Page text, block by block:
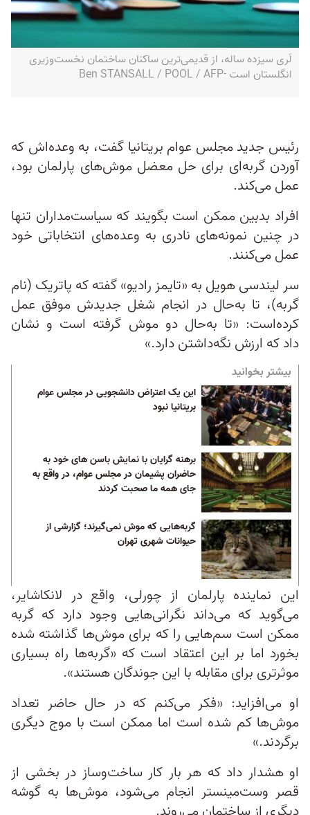
لَری سیزده ساله، از قدیمی‌ترین ساکنان ساختمان نخست‌وزیری
انگلستان است -Ben STANSALL / POOL / AFP
رئیس جدید مجلس عوام بریتانیا گفت، به وعده‌اش که
آوردن گربه‌ای برای حل معضل موش‌های پارلمان بود،
عمل می‌کند.
افراد بدبین ممکن است بگویند که سیاست‌مداران تنها
در چنین نمونه‌های نادری به وعده‌های انتخاباتی خود
عمل می‌کنند.
سر لیندسی هویل به «تایمز رادیو» گفته که پاتریک (نام
گربه)، تا به‌حال در انجام شغل جدیدش موفق عمل
کرده‌است: «تا به‌حال دو موش گرفته است و نشان
داد که ارزش نگه‌داشتن دارد.»
بیشتر بخوانید
این یک اعتراض دانشجویی در مجلس عوام
بریتانیا نبود
برهنه گرایان با نمایش باسن های خود به
حاضران پشیمان در مجلس عوام، در واقع به
جای همه ما ‏صحبت کردند
گربه‌هایی که موش نمی‌گیرند؛ گزارشی از
حیوانات شهری تهران
این نماینده پارلمان از چورلی، واقع در لانکاشایر،
می‌گوید که می‌داند نگرانی‌هایی وجود دارد که گربه
ممکن است سم‌هایی را که برای موش‌ها گذاشته شده
بخورد اما بر این اعتقاد است که «گربه‌ها راه بسیاری
موثرتری برای مقابله با این جوندگان هستند».
او می‌افزاید: «فکر می‌کنم که در حال حاضر تعداد
موش‌ها کم شده است اما ممکن است با موج دیگری
بر‌گردند.»
او هشدار داد که هر بار کار ساخت‌وساز در بخشی از
قصر وست‌مینستر انجام می‌شود، موش‌ها به گوشه